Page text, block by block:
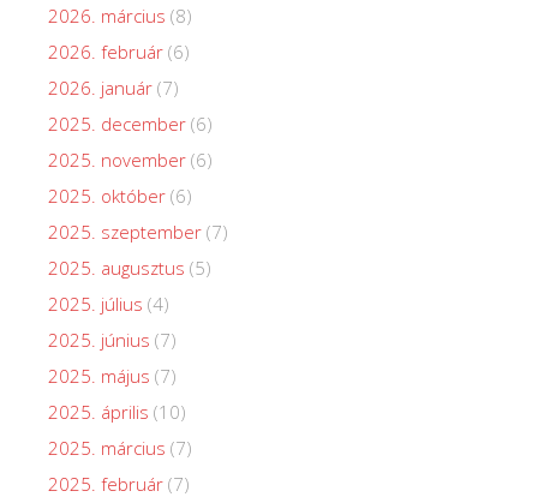
2026. március (8)
2026. február (6)
2026. január (7)
2025. december (6)
2025. november (6)
2025. október (6)
2025. szeptember (7)
2025. augusztus (5)
2025. július (4)
2025. június (7)
2025. május (7)
2025. április (10)
2025. március (7)
2025. február (7)